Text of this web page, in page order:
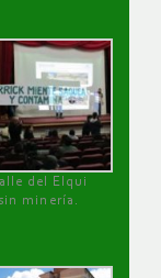
del Elqui
sin minería.